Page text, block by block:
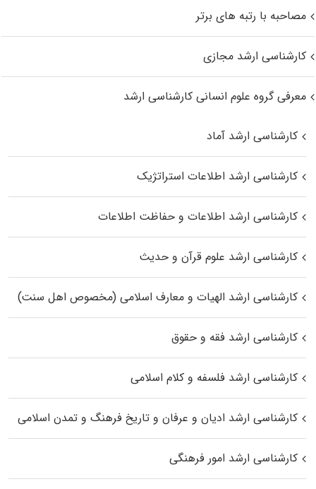
مصاحبه با رتبه های برتر
کارشناسی ارشد مجازی
معرفی گروه علوم انسانی کارشناسی ارشد
کارشناسی ارشد آماد
کارشناسی ارشد اطلاعات استراتژیک
کارشناسی ارشد اطلاعات و حفاظت اطلاعات
کارشناسی ارشد علوم قرآن و حدیث
کارشناسی ارشد الهیات و معارف اسلامی (مخصوص اهل سنت)
کارشناسی ارشد فقه و حقوق
کارشناسی ارشد فلسفه و کلام اسلامی
کارشناسی ارشد ادیان و عرفان و تاریخ فرهنگ و تمدن اسلامی
کارشناسی ارشد امور فرهنگی